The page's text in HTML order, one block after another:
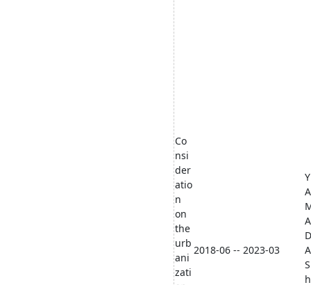
Co
nsi
der
atio
n
on
the
urb
ani
zati
2018-06 -- 2023-03
Y
A
A
D
A
S